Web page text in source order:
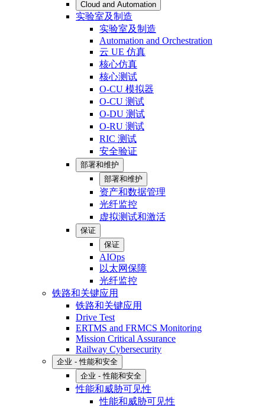
Cloud and Automation
实验室及制造
实验室及制造
Automation and Orchestration
云 UE 仿真
核心仿真
核心测试
O-CU 模拟器
O-CU 测试
O-DU 测试
O-RU 测试
RIC 测试
安全验证
部署和维护
部署和维护
资产和数据管理
光纤监控
虚拟测试和激活
保证
保证
AIOps
以太网保障
光纤监控
铁路和关键应用
铁路和关键应用
Drive Test
ERTMS and FRMCS Monitoring
Mission Critical Assurance
Railway Cybersecurity
企业 - 性能和安全
企业 - 性能和安全
性能和威胁可见性
性能和威胁可见性